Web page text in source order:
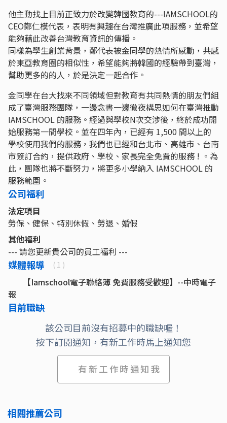
他主動找上目前正致力於改變韓國教育的---IAMSCHOOL的
CEO鄭仁模代表，表明有興趣在台灣推廣此項服務，並希望
能夠藉此改善台灣教育資訊的傳播。
同樣為學生創業背景，鄭代表被金同學的熱情所感動，共感
於東亞教育圈的相似性，希望能夠將韓國的經驗帶到臺灣，
幫助更多的的人，於是決定一起合作。
金同學在台大找來不同領域但對教育有共同熱情的朋友們組
成了臺灣服務團隊，一邊念書一邊徹夜構思如何在臺灣推動
IAMSCHOOL 的服務。經過與學校N次交涉後，終於成功開
始服務第一間學校。並在四年內，已經有 1,500 間以上的
學校使用我們的服務，我們也已經和台北市、高雄市、台南
市簽訂合約，提供政府、學校、家長完全免費的服務 ! 。為
此，團隊也將不斷努力，將更多小學納入 IAMSCHOOL 的
服務範圍。
公司福利
法定項目
勞保、健保、特別休假、勞退、婚假
其他福利
--- 請您更新貴公司的員工福利 ---
媒體報導 ( 1 )
【Iamschool電子聯絡簿 免費服務受歡迎】--中時電子
報
目前職缺
該公司目前沒有招募中的職缺喔！
按下訂閱通知，有新工作時馬上通知您
有新工作時通知我
相關推薦公司